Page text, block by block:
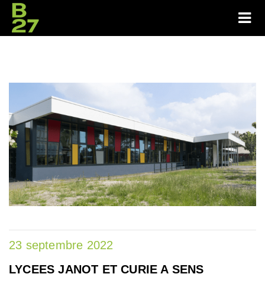
23 septembre 2022
LYCEES JANOT ET CURIE A SENS